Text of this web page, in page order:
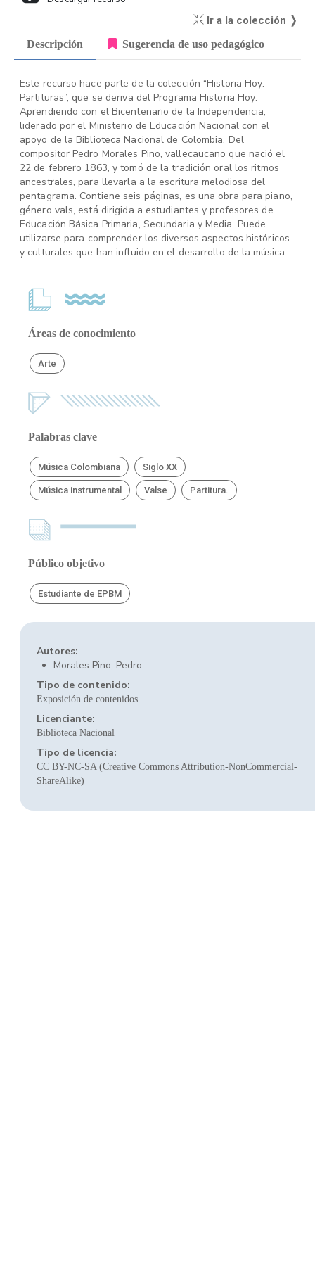
Ir a la colección ❭
Descripción Sugerencia de uso pedagógico
Este recurso hace parte de la colección “Historia Hoy:
Partituras”, que se deriva del Programa Historia Hoy:
Aprendiendo con el Bicentenario de la Independencia,
liderado por el Ministerio de Educación Nacional con el
apoyo de la Biblioteca Nacional de Colombia. Del
compositor Pedro Morales Pino, vallecaucano que nació el
22 de febrero 1863, y tomó de la tradición oral los ritmos
ancestrales, para llevarla a la escritura melodiosa del
pentagrama. Contiene seis páginas, es una obra para piano,
género vals, está dirigida a estudiantes y profesores de
Educación Básica Primaria, Secundaria y Media. Puede
utilizarse para comprender los diversos aspectos históricos
y culturales que han influido en el desarrollo de la música.
Áreas de conocimiento
Arte
Palabras clave
Música Colombiana Siglo XX
Música instrumental Valse Partitura.
Público objetivo
Estudiante de EPBM
Autores:
Morales Pino, Pedro
Tipo de contenido:
Exposición de contenidos
Licenciante:
Biblioteca Nacional
Tipo de licencia:
CC BY-NC-SA (Creative Commons Attribution-NonCommercial-
ShareAlike)